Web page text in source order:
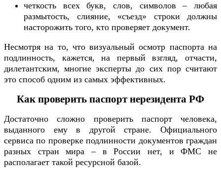
четкость всех букв, слов, символов – любая
размытость, слияние, «съезд» строки должны
насторожить того, кто проверяет документ.
Несмотря на то, что визуальный осмотр паспорта на
подлинность, кажется, на первый взгляд, отчасти,
дилетантским, многие эксперты до сих пор считают
это способ одним из самых эффективных.
Как проверить паспорт нерезидента РФ
Достаточно сложно проверить паспорт человека,
выданного ему в другой стране. Официального
сервиса по проверке подлинности документов граждан
разных стран мира – в России нет, и ФМС не
располагает такой ресурсной базой.